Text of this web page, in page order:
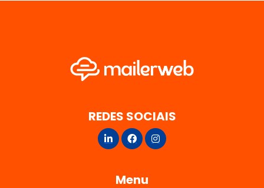
REDES SOCIAIS
Menu